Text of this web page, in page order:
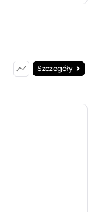
Szczegóły